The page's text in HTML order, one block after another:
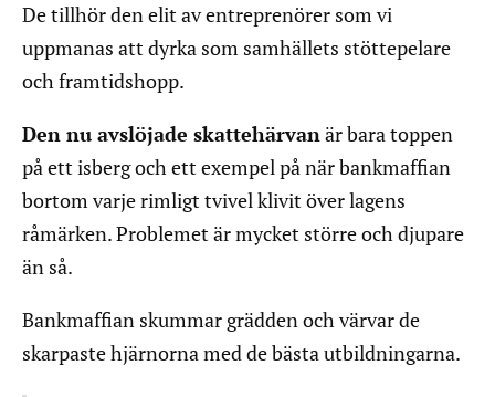
De tillhör den elit av entreprenörer som vi
uppmanas att dyrka som samhällets stöttepelare
och framtidshopp.
Den nu avslöjade skattehärvanär bara toppen
på ett isberg och ett exempel på när bankmaffian
bortom varje rimligt tvivel klivit över lagens
råmärken. Problemet är mycket större och djupare
än så.
Bankmaffian skummar grädden och värvar de
skarpaste hjärnorna med de bästa utbildningarna.